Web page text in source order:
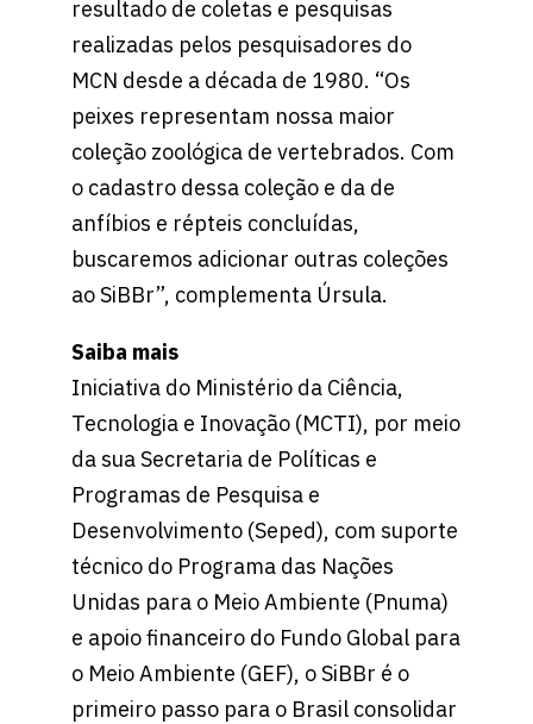
resultado de coletas e pesquisas
realizadas pelos pesquisadores do
MCN desde a década de 1980. “Os
peixes representam nossa maior
coleção zoológica de vertebrados. Com
o cadastro dessa coleção e da de
anfíbios e répteis concluídas,
buscaremos adicionar outras coleções
ao SiBBr”, complementa Úrsula.
Saiba mais
Iniciativa do Ministério da Ciência,
Tecnologia e Inovação (MCTI), por meio
da sua Secretaria de Políticas e
Programas de Pesquisa e
Desenvolvimento (Seped), com suporte
técnico do Programa das Nações
Unidas para o Meio Ambiente (Pnuma)
e apoio financeiro do Fundo Global para
o Meio Ambiente (GEF), o SiBBr é o
primeiro passo para o Brasil consolidar